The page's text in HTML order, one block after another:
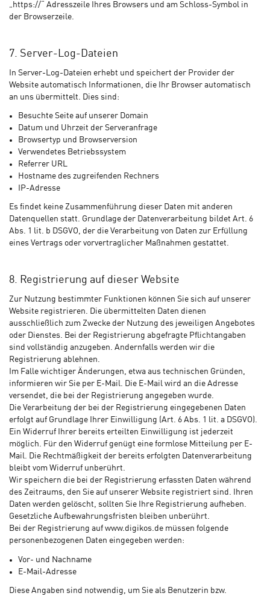
„https://“ Adresszeile Ihres Browsers und am Schloss-Symbol in
der Browserzeile.
7. Server-Log-Dateien
In Server-Log-Dateien erhebt und speichert der Provider der
Website automatisch Informationen, die Ihr Browser automatisch
an uns übermittelt. Dies sind:
Besuchte Seite auf unserer Domain
Datum und Uhrzeit der Serveranfrage
Browsertyp und Browserversion
Verwendetes Betriebssystem
Referrer URL
Hostname des zugreifenden Rechners
IP-Adresse
Es findet keine Zusammenführung dieser Daten mit anderen
Datenquellen statt. Grundlage der Datenverarbeitung bildet Art. 6
Abs. 1 lit. b DSGVO, der die Verarbeitung von Daten zur Erfüllung
eines Vertrags oder vorvertraglicher Maßnahmen gestattet.
8. Registrierung auf dieser Website
Zur Nutzung bestimmter Funktionen können Sie sich auf unserer
Website registrieren. Die übermittelten Daten dienen
ausschließlich zum Zwecke der Nutzung des jeweiligen Angebotes
oder Dienstes. Bei der Registrierung abgefragte Pflichtangaben
sind vollständig anzugeben. Andernfalls werden wir die
Registrierung ablehnen.
Im Falle wichtiger Änderungen, etwa aus technischen Gründen,
informieren wir Sie per E-Mail. Die E-Mail wird an die Adresse
versendet, die bei der Registrierung angegeben wurde.
Die Verarbeitung der bei der Registrierung eingegebenen Daten
erfolgt auf Grundlage Ihrer Einwilligung (Art. 6 Abs. 1 lit. a DSGVO).
Ein Widerruf Ihrer bereits erteilten Einwilligung ist jederzeit
möglich. Für den Widerruf genügt eine formlose Mitteilung per E-
Mail. Die Rechtmäßigkeit der bereits erfolgten Datenverarbeitung
bleibt vom Widerruf unberührt.
Wir speichern die bei der Registrierung erfassten Daten während
des Zeitraums, den Sie auf unserer Website registriert sind. Ihren
Daten werden gelöscht, sollten Sie Ihre Registrierung aufheben.
Gesetzliche Aufbewahrungsfristen bleiben unberührt.
Bei der Registrierung auf www.digikos.de müssen folgende
personenbezogenen Daten eingegeben werden:
Vor- und Nachname
E-Mail-Adresse
Diese Angaben sind notwendig, um Sie als Benutzerin bzw.